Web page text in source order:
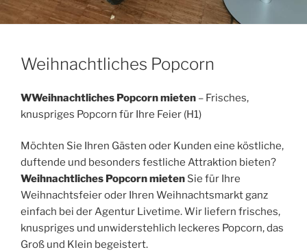
Weihnachtliches Popcorn
WWeihnachtliches Popcorn mieten – Frisches,
knuspriges Popcorn für Ihre Feier (H1)
Möchten Sie Ihren Gästen oder Kunden eine köstliche,
duftende und besonders festliche Attraktion bieten?
Weihnachtliches Popcorn mieten Sie für Ihre
Weihnachtsfeier oder Ihren Weihnachtsmarkt ganz
einfach bei der Agentur Livetime. Wir liefern frisches,
knuspriges und unwiderstehlich leckeres Popcorn, das
Groß und Klein begeistert.